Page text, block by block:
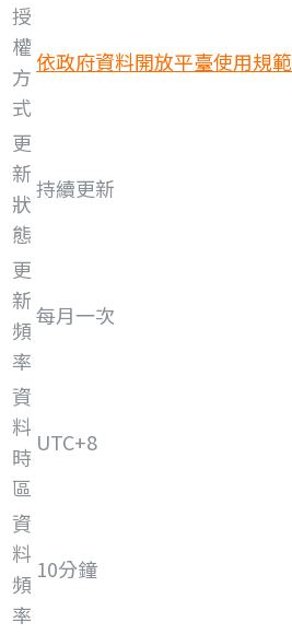
授
權
方
式
依政府資料開放平臺使用規範
更
新
狀
態
持續更新
更
新
頻
率
每月一次
資
料
時
區
UTC+8
資
料
頻
率
10分鐘